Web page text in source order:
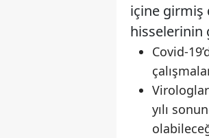
içine girmiş
hisselerinin
Covid-
yılı